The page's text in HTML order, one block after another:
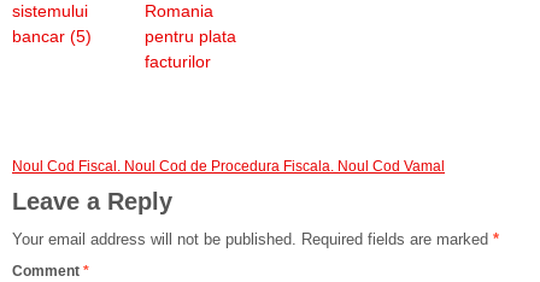
sistemului
bancar (5)
Romania
pentru plata
facturilor
Noul Cod Fiscal. Noul Cod de Procedura Fiscala. Noul Cod Vamal
Leave a Reply
Your email address will not be published. Required fields are marked *
Comment *